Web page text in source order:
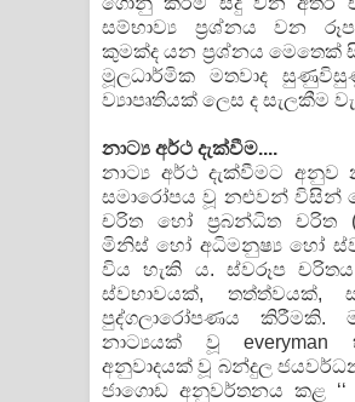
සම්භාව්‍ය ප්‍රශ්නය වන
කුමක්ද යන ප්‍රශ්නය මෙතෙක්
මූලධාර්මික මතවාද
ව්‍යාපෘතියක් ලෙස ද සැලකීම
නාට්‍ය අර්ථ දැක්වීම....
නාට්‍ය අර්ථ දැක්වීමට අනුව
සමාරෝපය වූ නළුවන් විසින්
චරිත හෝ ප්‍රබන්ධිත චරිත
මිනිස් හෝ අධිමනුෂ්‍ය හෝ
විය හැකි ය. ස්වරූප
ස්වභාවයක්, තත්ත්වයක්,
පුද්ගලාරෝපණය කිරීමකි.
නාට්‍යයක් වූ everyman
අනුවාදයක් වූ බන්දුල
ජාගොඩ අනුවර්තනය කළ ‘‘